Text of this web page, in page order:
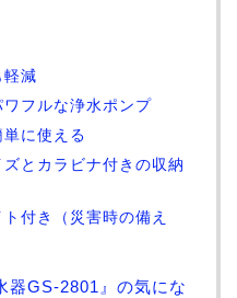
軽減
フルな浄水ポンプ
に使える
とカラビナ付きの収納
付き（災害時の備え
器GS-2801』の気にな